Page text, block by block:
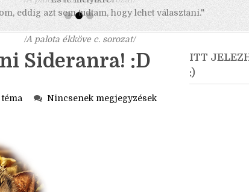
eddig azt sem tudtam, hogy lehet választani."
/A palota ékköve c. sorozat/
Sideranra! :D